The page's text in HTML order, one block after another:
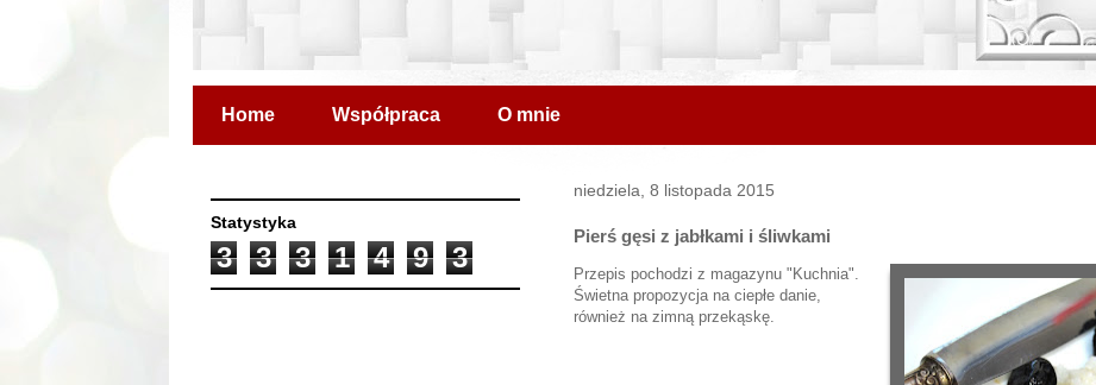
Home Współpraca O mnie
niedziela, 8 listopada 2015
Pierś gęsi z jabłkami i śliwkami
Przepis pochodzi z magazynu "Kuchnia".
Świetna propozycja na ciepłe danie,
również na zimną przekąskę.
Statystyka
3 3 3 1 4 9 3